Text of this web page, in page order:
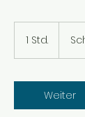
1 Std.
d
Weiter